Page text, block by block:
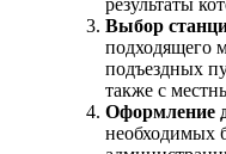
результаты
Выбор
подходящего
подъездных
также с
Оформление
необходимых